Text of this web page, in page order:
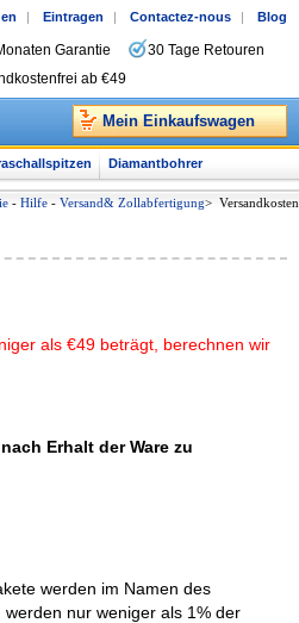
| Eintragen | Contactez-nous | Blog
Garantie
30 Tage Retouren
ab €49
Mein Einkaufswagen
Diamantbohrer
- Hilfe - Versand& Zollabfertigung> Versandkosten
als €49 beträgt, berechnen wir
Erhalt der Ware zu
werden im Namen des
nur weniger als 1% der